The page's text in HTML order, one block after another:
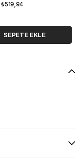
₺519,94
SEPETE EKLE